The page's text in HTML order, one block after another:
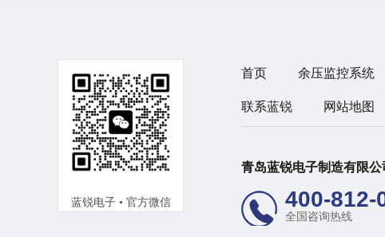
蓝锐电子 • 官方微信
首页 余压监控系统
联系蓝锐 网站地图
青岛蓝锐电子制造有限公
400-812-
全国咨询热线